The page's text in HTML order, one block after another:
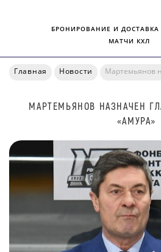
БРОНИРОВАНИЕ И
МАТЧИ КХЛ
Главная Новости Мартемьянов
МАРТЕМЬЯНОВ НАЗНАЧЕН
«АМУРА»